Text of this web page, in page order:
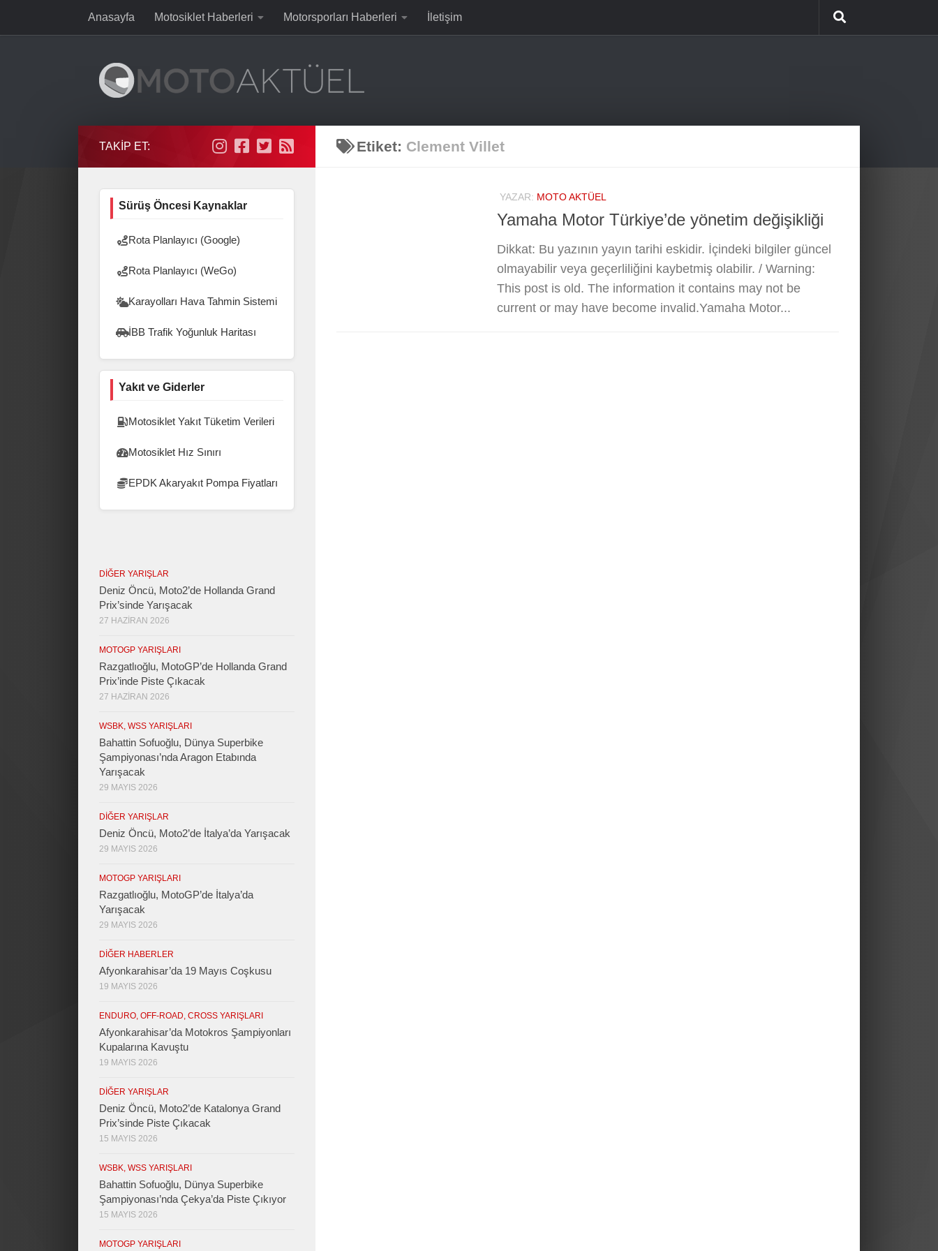
Skip to contentAnasayfa Motosiklet Haberleri Motorsporları Haberleri İletişim
Etiket: Clement Villet
YAZAR: MOTO AKTÜEL
Yamaha Motor Türkiye’de yönetim değişikliği
Dikkat: Bu yazının yayın tarihi eskidir. İçindeki bilgiler güncel
olmayabilir veya geçerliliğini kaybetmiş olabilir. / Warning:
This post is old. The information it contains may not be
current or may have become invalid.Yamaha Motor...
TAKIP ET:
Sürüş Öncesi Kaynaklar
Rota Planlayıcı (Google)
Rota Planlayıcı (WeGo)
Karayolları Hava Tahmin Sistemi
İBB Trafik Yoğunluk Haritası
Yakıt ve Giderler
Motosiklet Yakıt Tüketim Verileri
Motosiklet Hız Sınırı
EPDK Akaryakıt Pompa Fiyatları
DIĞER YARIŞLAR
Deniz Öncü, Moto2’de Hollanda Grand
Prix’sinde Yarışacak
27 HAZIRAN 2026
MOTOGP YARIŞLARI
Razgatlıoğlu, MotoGP’de Hollanda Grand
Prix’inde Piste Çıkacak
27 HAZIRAN 2026
WSBK, WSS YARIŞLARI
Bahattin Sofuoğlu, Dünya Superbike
Şampiyonası’nda Aragon Etabında
Yarışacak
29 MAYIS 2026
DIĞER YARIŞLAR
Deniz Öncü, Moto2’de İtalya’da Yarışacak
29 MAYIS 2026
MOTOGP YARIŞLARI
Razgatlıoğlu, MotoGP’de İtalya’da
Yarışacak
29 MAYIS 2026
DIĞER HABERLER
Afyonkarahisar’da 19 Mayıs Coşkusu
19 MAYIS 2026
ENDURO, OFF-ROAD, CROSS YARIŞLARI
Afyonkarahisar’da Motokros Şampiyonları
Kupalarına Kavuştu
19 MAYIS 2026
DIĞER YARIŞLAR
Deniz Öncü, Moto2’de Katalonya Grand
Prix’sinde Piste Çıkacak
15 MAYIS 2026
WSBK, WSS YARIŞLARI
Bahattin Sofuoğlu, Dünya Superbike
Şampiyonası’nda Çekya’da Piste Çıkıyor
15 MAYIS 2026
MOTOGP YARIŞLARI